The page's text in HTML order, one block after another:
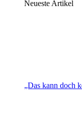
Neueste Artikel
„Das kann